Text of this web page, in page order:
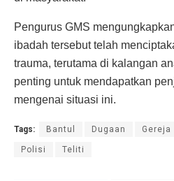
Pengurus GMS
ibadah tersebut telah
trauma, terutama di kalangan
penting untuk mendapatkan
mengenai situasi ini.
Tags: Bantul Dugaan Gereja
Polisi Teliti